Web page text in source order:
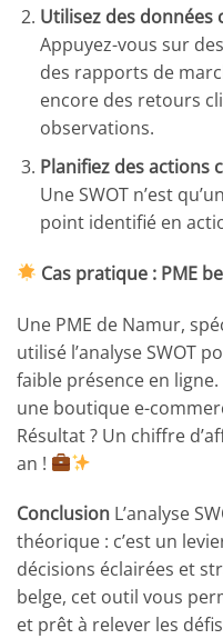
Utilisez des données
Appuyez-vous sur
des rapports de
encore des retours
observations.
Planifiez des actions
Une SWOT n’est
point identifié en
Cas pratique : PME
Une PME de Namur,
utilisé l’analyse SWOT
faible présence en
une boutique e-
Résultat ? Un chiffre
an !
Conclusion L’analyse
théorique : c’est un
décisions éclairées et
belge, cet outil vous
et prêt à relever les